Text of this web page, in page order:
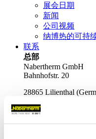
展会日期
新闻
公司视频
纳博热的可持
联系
总部
Nabertherm GmbH
Bahnhofstr. 20
28865 Lilienthal (
Tel.+49 4298 922-0